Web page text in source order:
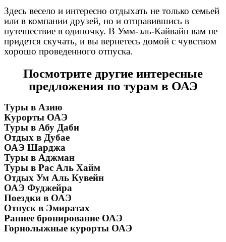
Здесь весело и интересно отдыхать не только семьей
или в компании друзей, но и отправившись в
путешествие в одиночку. В Умм-эль-Кайвайн вам не
придется скучать, и вы вернетесь домой с чувством
хорошо проведенного отпуска.
Посмотрите другие интересные
предложения по турам в ОАЭ
Туры в Азию
Курорты ОАЭ
Туры в Абу Даби
Отдых в Дубае
ОАЭ Шарджа
Туры в Аджман
Туры в Рас Аль Хайм
Отдых Ум Аль Кувейн
ОАЭ Фуджейра
Поездки в ОАЭ
Отпуск в Эмиратах
Раннее бронирование ОАЭ
Горнолыжные курорты ОАЭ